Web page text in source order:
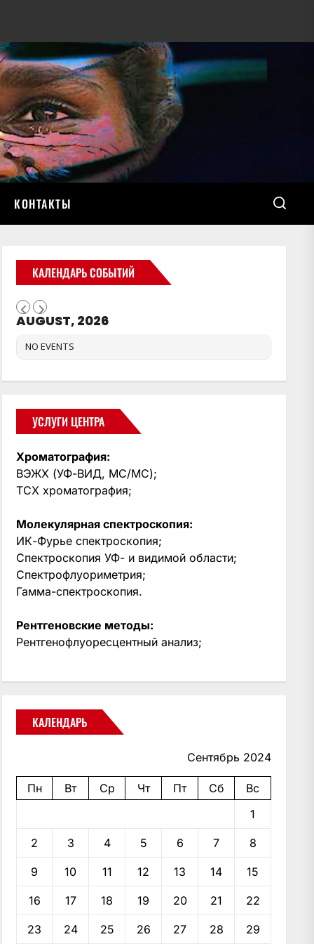
КОНТАКТЫ
КАЛЕНДАРЬ СОБЫТИЙ
AUGUST, 2026
NO EVENTS
УСЛУГИ ЦЕНТРА
Хроматография:
ВЭЖХ (УФ-ВИД, МС/МС);
ТСХ хроматография;
Молекулярная спектроскопия:
ИК-Фурье спектроскопия;
Спектроскопия УФ- и видимой области;
Спектрофлуориметрия;
Гамма-спектроскопия.
Рентгеновские методы:
Рентгенофлуоресцентный анализ;
КАЛЕНДАРЬ
Сентябрь 2024
Пн Вт Ср Чт Пт Сб
Вс
1
2 3 4 5 6 7 8
9 10 11 12 13 14 15
16 17 18 19 20 21 22
23 24 25 26 27 28 29